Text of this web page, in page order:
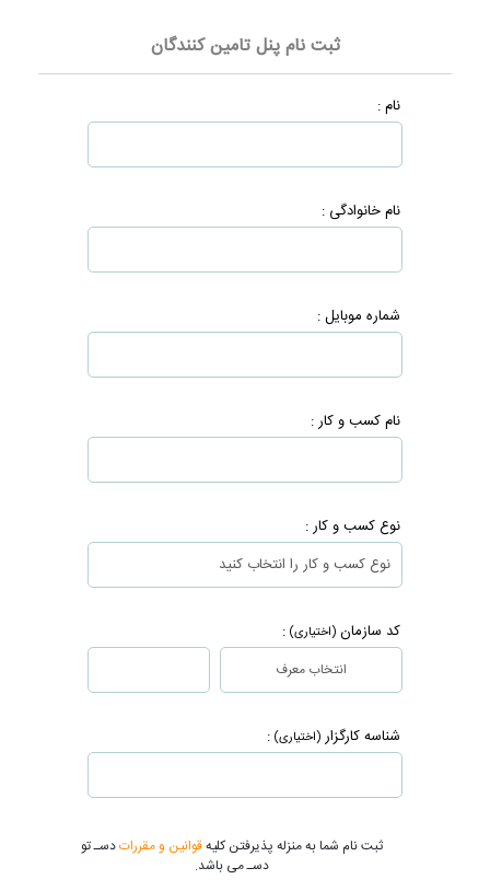
ثبت نام پنل تامین کنندگان
نام :
نام خانوادگی :
شماره موبایل :
نام کسب و کار :
نوع کسب و کار :
کد سازمان (اختیاری) :
انتخاب معرف
شناسه کارگزار (اختیاری) :
ثبت نام شما به منزله پذیرفتن کلیهقوانین و مقرراتدسـ تو
دسـ می باشد.